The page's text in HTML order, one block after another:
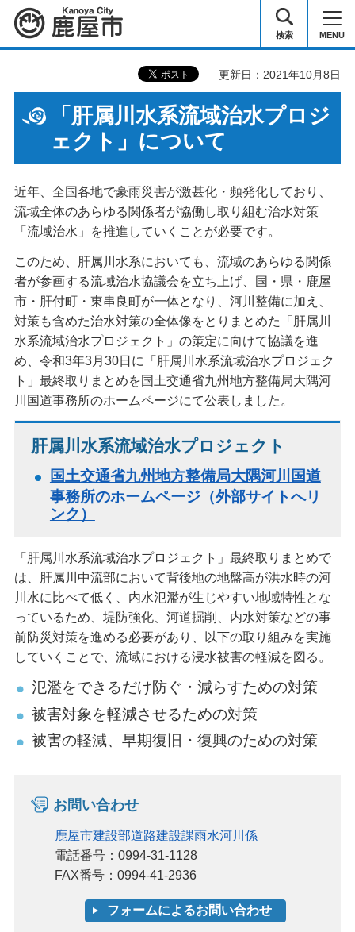
鹿屋市 検索 MENU
更新日：2021年10月8日
「肝属川水系流域治水プロジ
ェクト」について
近年、全国各地で豪雨災害が激甚化・頻発化しており、
流域全体のあらゆる関係者が協働し取り組む治水対策
「流域治水」を推進していくことが必要です。
このため、肝属川水系においても、流域のあらゆる関係
者が参画する流域治水協議会を立ち上げ、国・県・鹿屋
市・肝付町・東串良町が一体となり、河川整備に加え、
対策も含めた治水対策の全体像をとりまとめた「肝属川
水系流域治水プロジェクト」の策定に向けて協議を進
め、令和3年3月30日に「肝属川水系流域治水プロジェク
ト」最終取りまとめを国土交通省九州地方整備局大隅河
川国道事務所のホームページにて公表しました。
肝属川水系流域治水プロジェクト
国土交通省九州地方整備局大隅河川国道
事務所のホームページ（外部サイトへリ
ンク）
「肝属川水系流域治水プロジェクト」最終取りまとめで
は、肝属川中流部において背後地の地盤高が洪水時の河
川水に比べて低く、内水氾濫が生じやすい地域特性とな
っているため、堤防強化、河道掘削、内水対策などの事
前防災対策を進める必要があり、以下の取り組みを実施
していくことで、流域における浸水被害の軽減を図る。
氾濫をできるだけ防ぐ・減らすための対策
被害対象を軽減させるための対策
被害の軽減、早期復旧・復興のための対策
お問い合わせ
鹿屋市建設部道路建設課雨水河川係
電話番号：0994-31-1128
FAX番号：0994-41-2936